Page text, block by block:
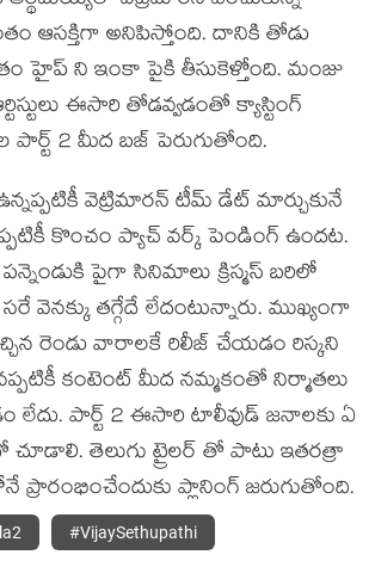
ఆసక్తిగా అనిపిస్తోంది. దానికి తోడు
హైప్ ని ఇంకా పైకి తీసుకెళ్తోంది. మంజు
ఈసారి తోడవ్వడంతో క్యాస్టింగ్
పార్ట్ 2 మీద బజ్ పెరుగుతోంది.
వెట్రిమారన్ టీమ్ డేట్ మార్చుకునే
కొంచం ప్యాచ్ వర్క్ పెండింగ్ ఉందట.
పైగా సినిమాలు క్రిస్మస్ బరిలో
తగ్గేదే లేదంటున్నారు. ముఖ్యంగా
రెండు వారాలకే రిలీజ్ చేయడం రిస్కని
కంటెంట్ మీద నమ్మకంతో నిర్మాతలు
లేదు. పార్ట్ 2 ఈసారి టాలీవుడ్ జనాలకు ఏ
చూడాలి. తెలుగు ట్రైలర్ తో పాటు ఇతరత్రా
ప్రారంభించేందుకు ప్లానింగ్ జరుగుతోంది.
#VijaySethupathi